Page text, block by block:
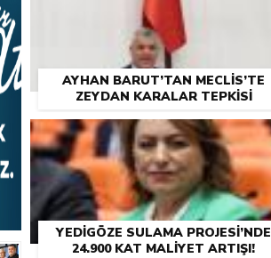
AYHAN BARUT’TAN MECLIS’TE
ZEYDAN KARALAR TEPKISI
YEDIGÖZE SULAMA PROJESI’NDE
24.900 KAT MALIYET ARTIŞI!